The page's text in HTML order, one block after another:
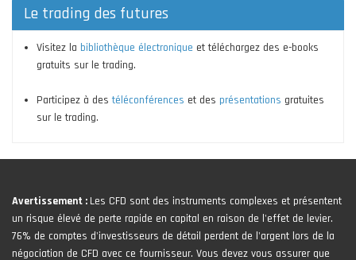
Le trading des futures
Visitez la bibliothèque électronique et téléchargez des e-books
gratuits sur le trading.
Participez à destéléconférences et des présentations gratuites
sur le trading.
Avertissement : Les CFD sont des instruments complexes et présentent
un risque élevé de perte rapide en capital en raison de l'effet de levier.
76% de comptes d'investisseurs de détail perdent de l'argent lors de la
négociation de CFD avec ce fournisseur. Vous devez vous assurer que